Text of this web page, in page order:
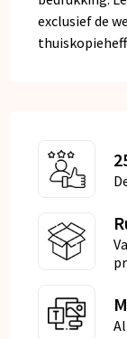
exclusief de